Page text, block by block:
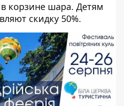
корзине шара. Детям
скидку 50%.